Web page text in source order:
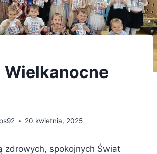
Wielkanocne
20 kwietnia, 2025
zdrowych, spokojnych Świat